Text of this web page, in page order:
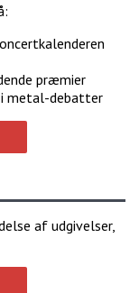
præmier
metal-debatter
af udgivelser,